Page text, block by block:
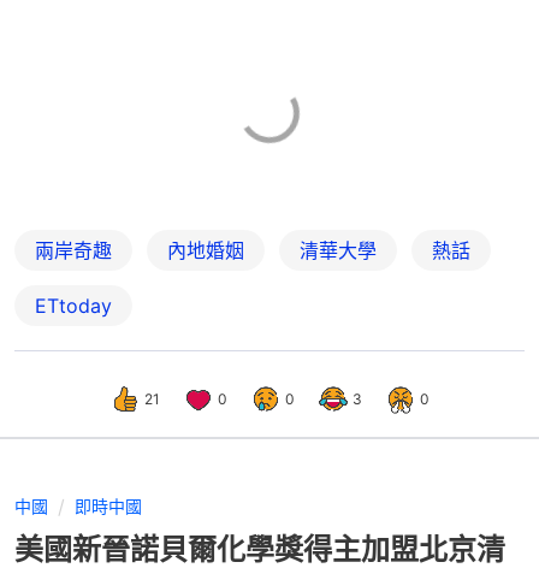
兩岸奇趣 內地婚姻 清華大學 熱話
ETtoday
21 0 0 3 0
中國 即時中國
美國新晉諾貝爾化學獎得主加盟北京清